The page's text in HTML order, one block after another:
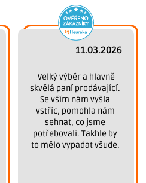
11.03.2026
skvělá paní prodávající.
Se vším nám vyšla
vstříc, pomohla nám
sehnat, co jsme
potřebovali. Takhle by
to mělo vypadat všude.